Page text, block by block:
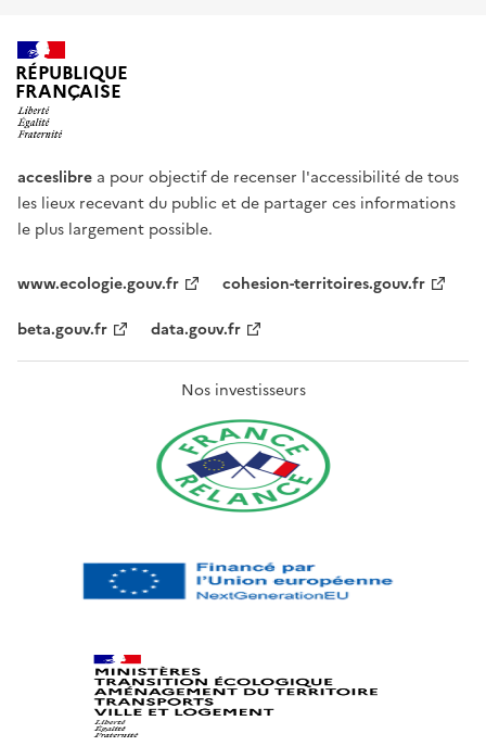
RÉPUBLIQUE
FRANÇAISE
acceslibre a pour objectif de recenser l'accessibilité de tous
les lieux recevant du public et de partager ces informations
le plus largement possible.
www.ecologie.gouv.fr
cohesion-territoires.gouv.fr
beta.gouv.fr
data.gouv.fr
Nos investisseurs